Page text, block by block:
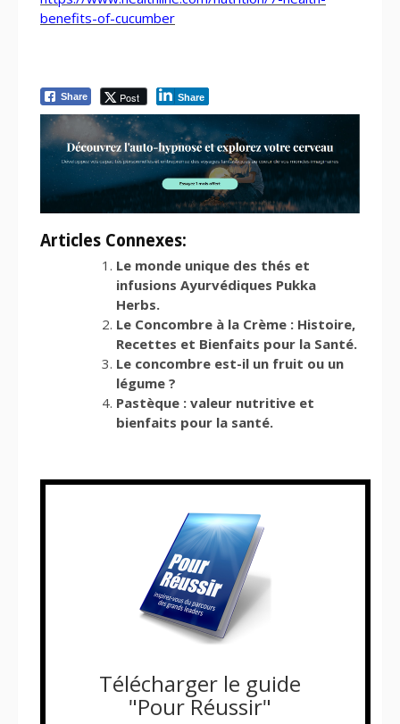
benefits-of-cucumber
Share Post Share
Articles Connexes:
Le monde unique des thés et
infusions Ayurvédiques Pukka
Herbs.
Le Concombre à la Crème : Histoire,
Recettes et Bienfaits pour la Santé.
Le concombre est-il un fruit ou un
légume ?
Pastèque : valeur nutritive et
bienfaits pour la santé.
Télécharger le guide
"Pour Réussir"